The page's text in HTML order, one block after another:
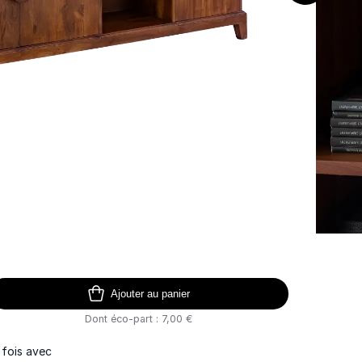
Ajouter au panier
Dont éco-part : 7,00 €
fois avec